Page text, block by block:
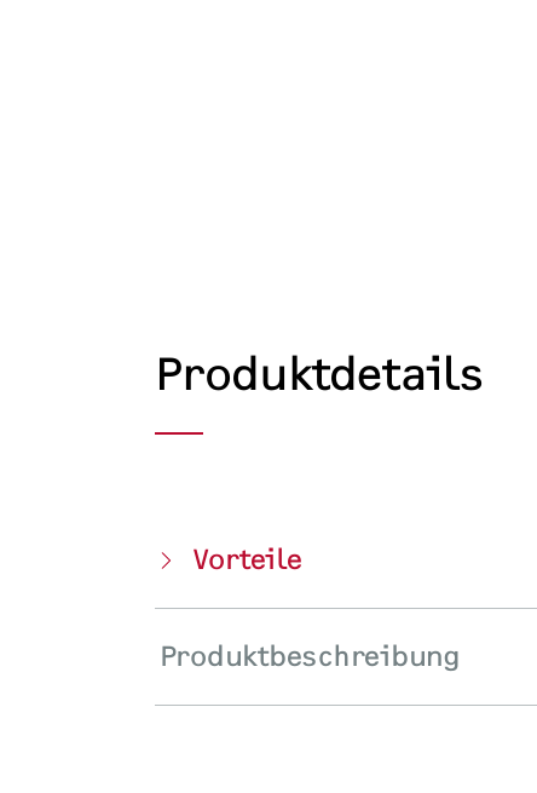
Produktdetails
Vorteile
Produktbeschreibung